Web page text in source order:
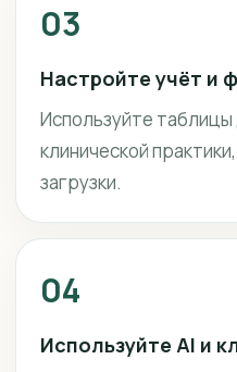
03
Настройте учёт и
Используйте
клинической
загрузки.
04
Используйте AI и